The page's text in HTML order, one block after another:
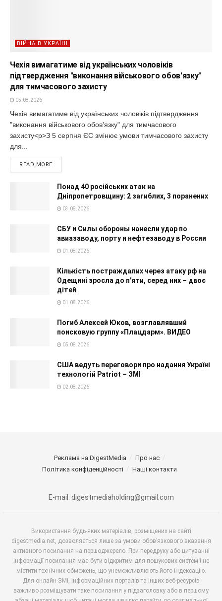
ВІЙНА В УКРАЇНІ
Чехія вимагатиме від українських чоловіків
підтвердження "виконання військового обов'язку"
для тимчасового захисту
05.08.2026
Чехія вимагатиме від українських чоловіків підтвердження
"виконання військового обов'язку" для тимчасового
захисту<p>З 5 серпня ЄС змінює умови тимчасового захисту
для...
READ MORE
Понад 40 російських атак на
Дніпропетровщину: 2 загиблих, 3 поранених
03.08.2026
СБУ и Силы обороны нанесли удар по
авиазаводу, порту и нефтезаводу в России
01.08.2026
Кількість постраждалих через атаку рф на
Одещині зросла до п'яти, серед них – двоє
дітей
01.08.2026
Погиб Алексей Юков, возглавлявший
поисковую группу «Плацдарм». ВИДЕО
05.08.2026
США ведуть переговори про надання Україні
технологій Patriot – ЗМІ
02.08.2026
Реклама на DigestMedia
Про нас
Політика конфіденційності
Наші контакти
E-mail: digestmediaholding@gmail.com
Використання будь-яких матеріалів, розміщених на сайті
digestmedia.net, дозволяється лише за умови обов’язкового вказання
активного посилання на першоджерело. При передруку або цитуванні
інформації посилання має бути відкритим для пошукових систем і не
містити технічних обмежень, що унеможливлюють його індексацію.
Для онлайн-ЗМІ, інформаційних порталів та інших веб-ресурсів
важливо розміщувати таке посилання у підзаголовку або в першому